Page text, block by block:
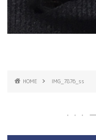
HOME IMG_7876_ss